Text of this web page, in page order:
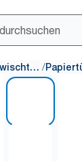
Papierwischtücher /